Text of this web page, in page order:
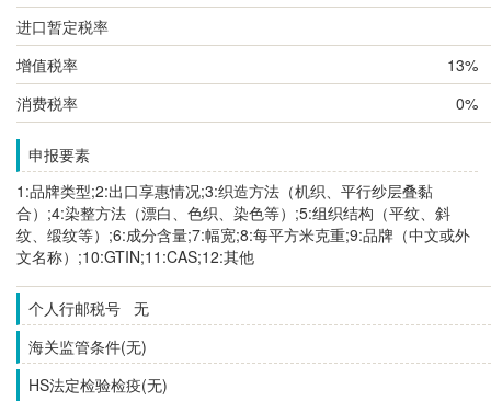
进口暂定税率
增值税率
13%
消费税率
0%
申报要素
1:品牌类型;2:出口享惠情况;3:织造方法（机织、平行纱层叠黏
合）;4:染整方法（漂白、色织、染色等）;5:组织结构（平纹、斜
纹、缎纹等）;6:成分含量;7:幅宽;8:每平方米克重;9:品牌（中文或外
文名称）;10:GTIN;11:CAS;12:其他
个人行邮税号 无
海关监管条件(无)
HS法定检验检疫(无)